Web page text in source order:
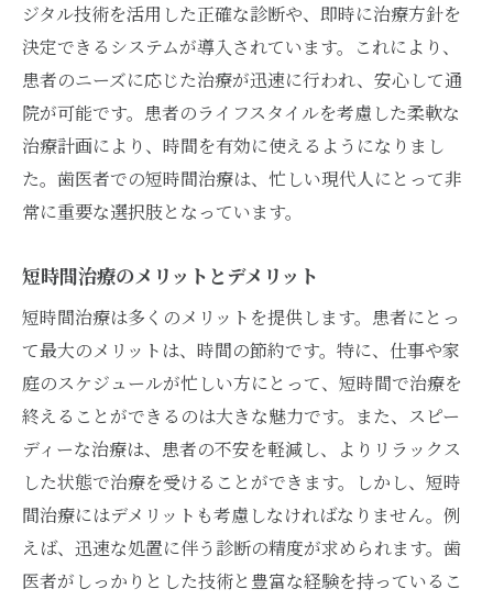
ジタル技術を活用した正確な診断や、即時に治療方針を
決定できるシステムが導入されています。これにより、
患者のニーズに応じた治療が迅速に行われ、安心して通
院が可能です。患者のライフスタイルを考慮した柔軟な
治療計画により、時間を有効に使えるようになりまし
た。歯医者での短時間治療は、忙しい現代人にとって非
常に重要な選択肢となっています。
短時間治療のメリットとデメリット
短時間治療は多くのメリットを提供します。患者にとっ
て最大のメリットは、時間の節約です。特に、仕事や家
庭のスケジュールが忙しい方にとって、短時間で治療を
終えることができるのは大きな魅力です。また、スピー
ディーな治療は、患者の不安を軽減し、よりリラックス
した状態で治療を受けることができます。しかし、短時
間治療にはデメリットも考慮しなければなりません。例
えば、迅速な処置に伴う診断の精度が求められます。歯
医者がしっかりとした技術と豊富な経験を持っているこ